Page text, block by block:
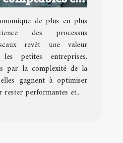
petites
de plus en plus
des processus
revêt une valeur
petites entreprises.
par la complexité de la
gagnent à optimiser
performantes et...